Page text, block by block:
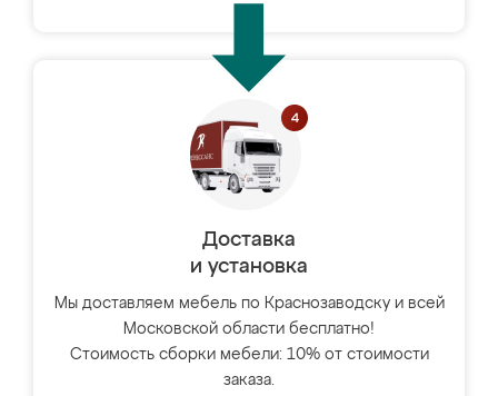
Доставка
и установка
Мы доставляем мебель по Краснозаводску и всей
Московской области бесплатно!
Стоимость сборки мебели: 10% от стоимости
заказа.